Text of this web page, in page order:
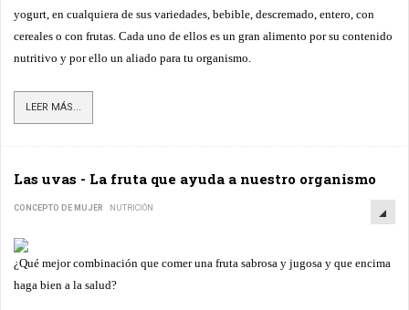
yogurt, en cualquiera de sus variedades, bebible, descremado, entero, con
cereales o con frutas. Cada uno de ellos es un gran alimento por su contenido
nutritivo y por ello un aliado para tu organismo.
LEER MÁS...
Las uvas - La fruta que ayuda a nuestro organismo
CONCEPTO DE MUJER NUTRICIÓN
¿Qué mejor combinación que comer una fruta sabrosa y jugosa y que encima
haga bien a la salud?